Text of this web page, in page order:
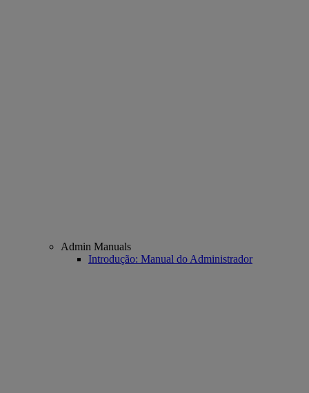
Admin Manuals
Introdução: Manual do Administrador